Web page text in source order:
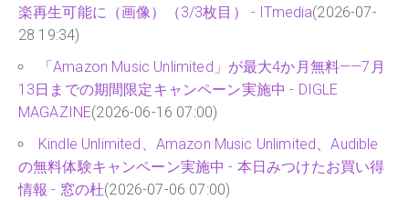
楽再生可能に（画像）（3/3枚目） - ITmedia(2026-07-
28 19:34)
「Amazon Music Unlimited」が最大4か月無料——7月
13日までの期間限定キャンペーン実施中 - DIGLE
MAGAZINE(2026-06-16 07:00)
Kindle Unlimited、Amazon Music Unlimited、Audible
の無料体験キャンペーン実施中 - 本日みつけたお買い得
情報 - 窓の杜(2026-07-06 07:00)